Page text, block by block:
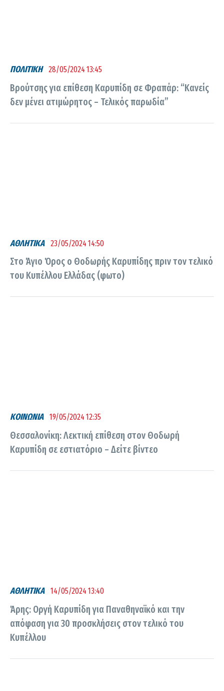
ΠΟΛΙΤΙΚΗ 28/05/2024 13:45
Βρούτσης για επίθεση Καρυπίδη σε Φραπάρ: “Κανείς
δεν μένει ατιμώρητος – Τελικός παρωδία”
ΑΘΛΗΤΙΚΑ 23/05/2024 14:50
Στο Άγιο Όρος ο Θοδωρής Καρυπίδης πριν τον τελικό
του Κυπέλλου Ελλάδας (φωτο)
ΚΟΙΝΩΝΙΑ 19/05/2024 12:35
Θεσσαλονίκη: Λεκτική επίθεση στον Θοδωρή
Καρυπίδη σε εστιατόριο – Δείτε βίντεο
ΑΘΛΗΤΙΚΑ 14/05/2024 13:40
Άρης: Οργή Καρυπίδη για Παναθηναϊκό και την
απόφαση για 30 προσκλήσεις στον τελικό του
Κυπέλλου